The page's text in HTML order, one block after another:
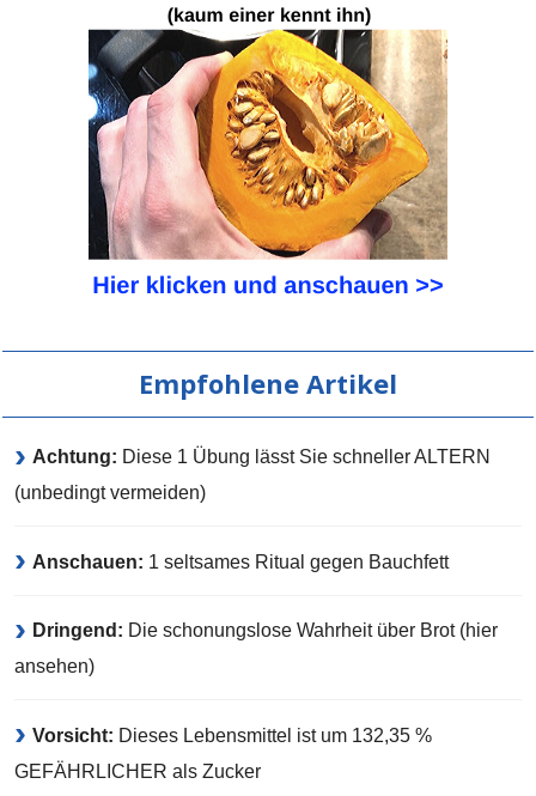
Empfohlene Artikel
Achtung: Diese 1 Übung lässt Sie schneller ALTERN
(unbedingt vermeiden)
Anschauen: 1 seltsames Ritual gegen Bauchfett
Dringend: Die schonungslose Wahrheit über Brot (hier
ansehen)
Vorsicht: Dieses Lebensmittel ist um 132,35 %
GEFÄHRLICHER als Zucker